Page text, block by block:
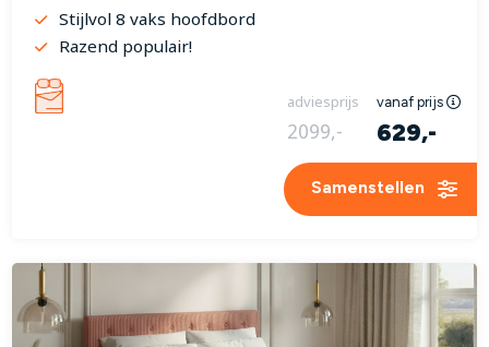
Stijlvol 8 vaks hoofdbord
Razend populair!
adviesprijs vanaf prijs
2099,- 629,-
Samenstellen